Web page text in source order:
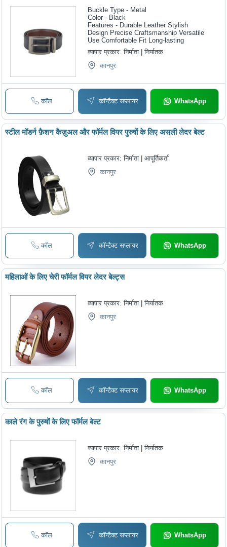
Buckle Type - Metal
Color - Black
Features - Durable Leather Stylish
Design Precise Craftsmanship Versatile
Use Comfortable Fit Long-lasting
व्यापार प्रकार:निर्माता | निर्यातक
कानपुर
कॉल कॉन्टैक्ट सप्लायर WhatsApp
स्टील मॉडर्न फ़ैशन कैज़ुअल और फॉर्मल वियर पुरुषों के लिए असली लेदर बेल्ट
व्यापार प्रकार:निर्माता | आपूर्तिकर्ता
कानपुर
कॉल कॉन्टैक्ट सप्लायर WhatsApp
महिलाओं के लिए चेरी फॉर्मल वियर लेदर बेल्ट्स
व्यापार प्रकार:निर्माता | निर्यातक
कानपुर
कॉल कॉन्टैक्ट सप्लायर WhatsApp
काले रंग के पुरुषों के लिए फॉर्मल बेल्ट
व्यापार प्रकार:निर्माता | निर्यातक
कानपुर
कॉल कॉन्टैक्ट सप्लायर WhatsApp